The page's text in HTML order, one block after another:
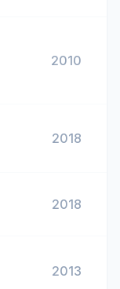
2010
2018
2018
2013